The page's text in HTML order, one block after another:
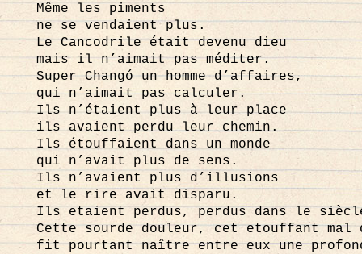
Même les piments
ne se vendaient plus.
Le Cancodrile était devenu dieu
mais il n’aimait pas méditer.
Super Changó un homme d’affaires,
qui n’aimait pas calculer.
Ils n’étaient plus à leur place
ils avaient perdu leur chemin.
Ils étouffaient dans un monde
qui n’avait plus de sens.
Ils n’avaient plus d’illusions
et le rire avait disparu.
Ils etaient perdus, perdus dans le
Cette sourde douleur, cet etouffant mal
fit pourtant naître entre eux une